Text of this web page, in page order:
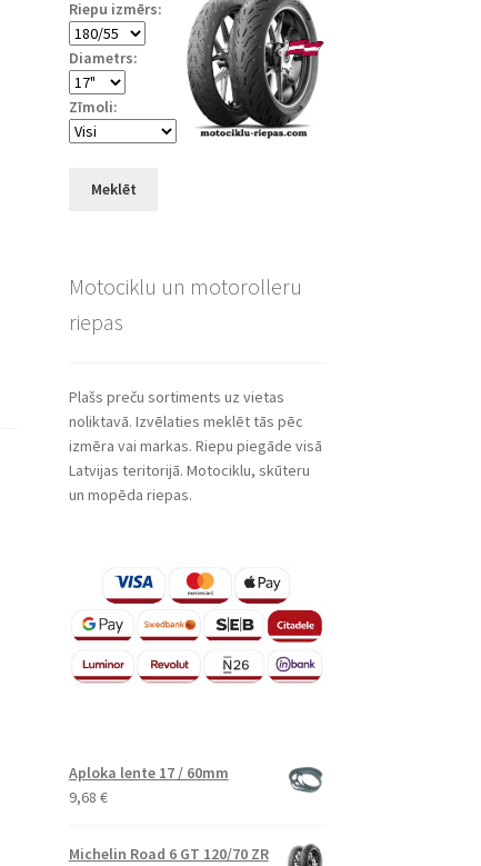
Riepu izmērs:
Diametrs:
Zīmoli:
Meklēt
Motociklu un motorolleru
riepas
Plašs preču sortiments uz vietas
noliktavā. Izvēlaties meklēt tās pēc
izmēra vai markas. Riepu piegāde visā
Latvijas teritorijā. Motociklu, skūteru
un mopēda riepas.
Aploka lente 17 / 60mm
9,68 €
Michelin Road 6 GT 120/70 ZR